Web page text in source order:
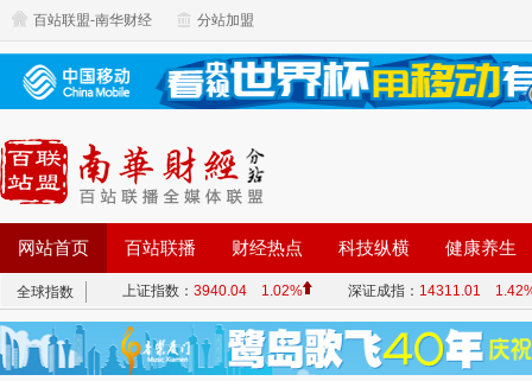
百站联盟-南华财经 分站加盟
网站首页 百站联播 财经热点 科技纵横 健康养生